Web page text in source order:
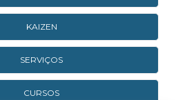
KAIZEN
SERVIÇOS
CURSOS